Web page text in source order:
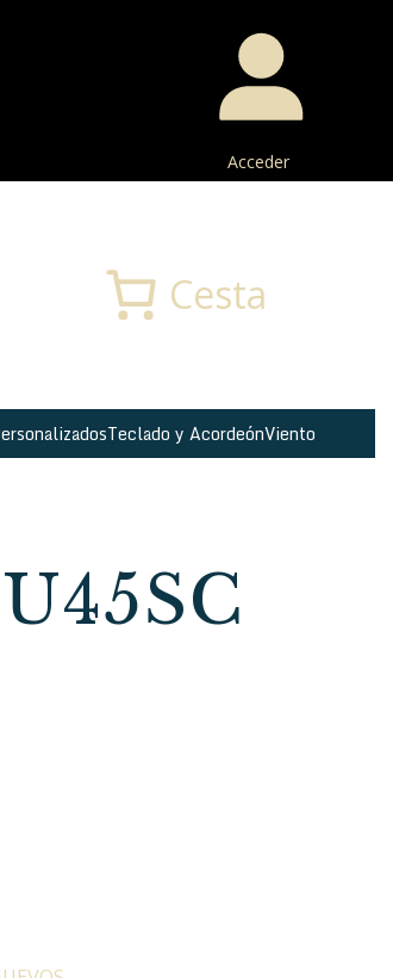
Acceder
Cesta
Teclado y AcordeónViento